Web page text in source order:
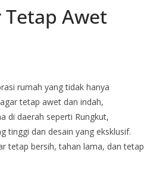
Awet
rumah yang tidak hanya
tetap awet dan indah,
di daerah seperti Rungkut,
tinggi dan desain yang eksklusif.
tetap bersih, tahan lama, dan tetap